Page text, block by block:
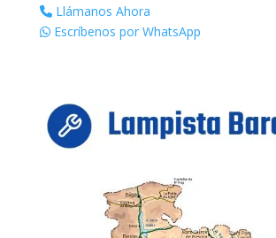
Llámanos Ahora
Escríbenos por WhatsApp